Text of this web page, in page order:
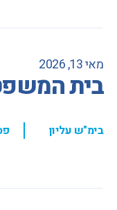
מאי 13, 2026
בית המשפט
בימ"ש עליון ,